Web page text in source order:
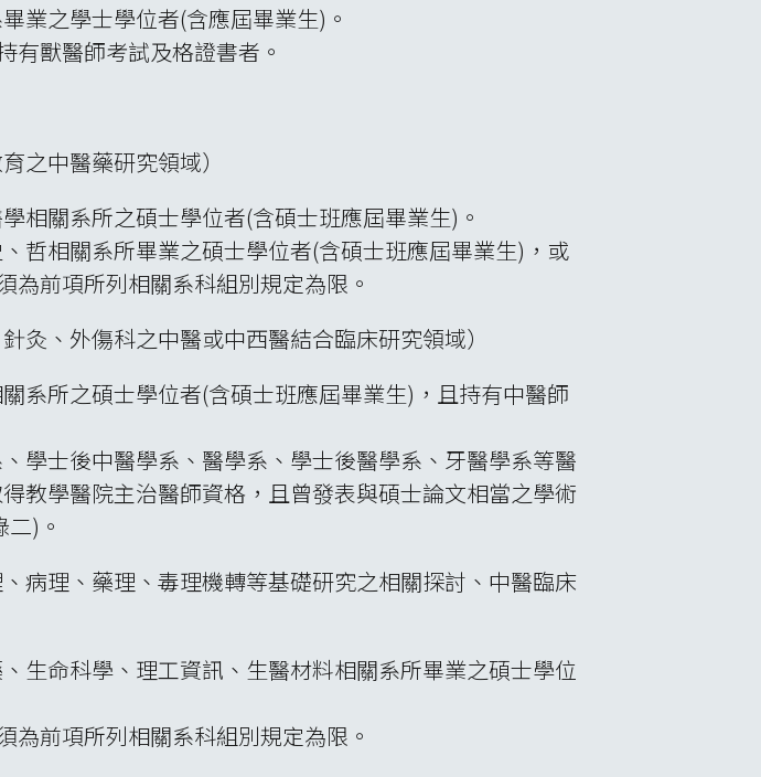
業之學士學位者(含應屆畢業生)。
有獸醫師考試及格證書者。
之中醫藥研究領域）
相關系所之碩士學位者(含碩士班應屆畢業生)。
哲相關系所畢業之碩士學位者(含碩士班應屆畢業生)，或
前項所列相關系科組別規定為限。
灸、外傷科之中醫或中西醫結合臨床研究領域）
系所之碩士學位者(含碩士班應屆畢業生)，且持有中醫師
學士後中醫學系、醫學系、學士後醫學系、牙醫學系等醫
教學醫院主治醫師資格，且曾發表與碩士論文相當之學術
)。
病理、藥理、毒理機轉等基礎研究之相關探討、中醫臨床
生命科學、理工資訊、生醫材料相關系所畢業之碩士學位
前項所列相關系科組別規定為限。